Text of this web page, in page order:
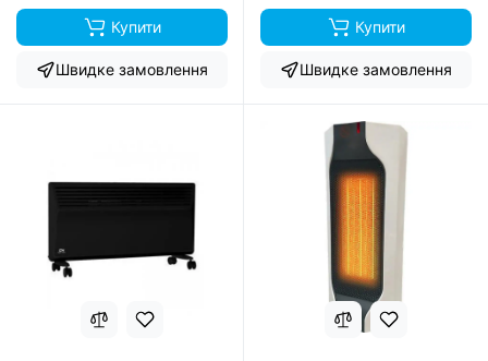
Купити
Швидке замовлення
Купити
Швидке замовлення